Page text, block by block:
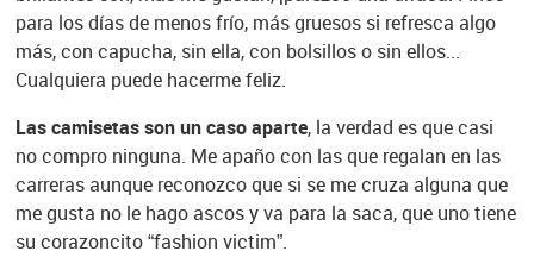
para los días de menos frío, más gruesos si refresca algo
más, con capucha, sin ella, con bolsillos o sin ellos...
Cualquiera puede hacerme feliz.
Las camisetas son un caso aparte, la verdad es que casi
no compro ninguna. Me apaño con las que regalan en las
carreras aunque reconozco que si se me cruza alguna que
me gusta no le hago ascos y va para la saca, que uno tiene
su corazoncito “fashion victim”.